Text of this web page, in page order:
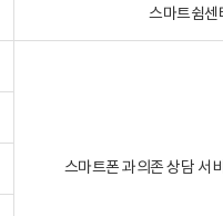
스마트쉼센
스마트폰 과의존 상담 서